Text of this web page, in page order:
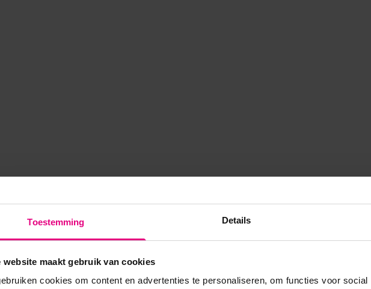
Toestemming Details
website maakt gebruik van cookies
cookies om content en advertenties te personaliseren, om functies voor